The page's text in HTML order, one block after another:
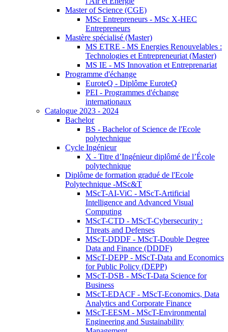
Master of Science (CGE)
MSc Entrepreneurs - MSc X-HEC
Entrepreneurs
Mastère spécialisé (Master)
MS ETRE - MS Energies Renouvelables :
Technologies et Entrepreneuriat (Master)
MS IE - MS Innovation et Entreprenariat
Programme d'échange
EuroteQ - Diplôme EuroteQ
PEI - Programmes d'échange
internationaux
Catalogue 2023 - 2024
Bachelor
BS - Bachelor of Science de l'Ecole
polytechnique
Cycle Ingénieur
X - Titre d’Ingénieur diplômé de l’École
polytechnique
Diplôme de formation gradué de l'Ecole
Polytechnique -MSc&T
MScT-AI-ViC - MScT-Artificial
Intelligence and Advanced Visual
Computing
MScT-CTD - MScT-Cybersecurity :
Threats and Defenses
MScT-DDDF - MScT-Double Degree
Data and Finance (DDDF)
MScT-DEPP - MScT-Data and Economics
for Public Policy (DEPP)
MScT-DSB - MScT-Data Science for
Business
MScT-EDACF - MScT-Economics, Data
Analytics and Corporate Finance
MScT-EESM - MScT-Environmental
Engineering and Sustainability